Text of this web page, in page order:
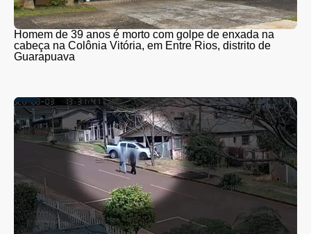
Homem de 39 anos é morto com golpe de enxada na
cabeça na Colônia Vitória, em Entre Rios, distrito de
Guarapuava